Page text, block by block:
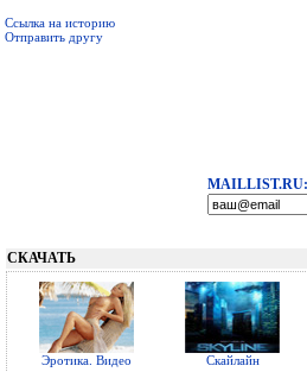
Ссылка на историю
Отправить другу
MAILLIST.RU:
СКАЧАТЬ
Эротика. Видео Скайлайн